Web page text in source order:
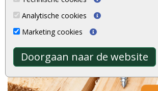
Analytische cookies
Marketing cookies
Doorgaan naar de website